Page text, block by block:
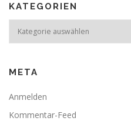
KATEGORIEN
META
Anmelden
Kommentar-Feed